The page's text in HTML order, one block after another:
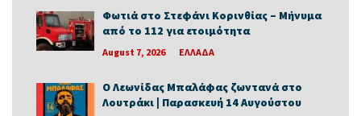
Φωτιά στο Στεφάνι Κορινθίας – Μήνυμα
από το 112 για ετοιμότητα
August 7, 2026 ΕΛΛΑΔΑ
Ο Λεωνίδας Μπαλάφας ζωντανά στο
Λουτράκι | Παρασκευή 14 Αυγούστου